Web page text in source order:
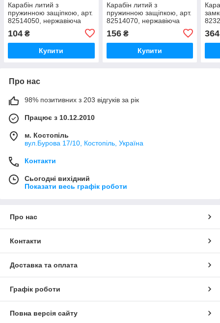
Карабін литий з
пружинною защіпкою, арт.
82514050, нержавіюча
104 ₴
Купити
Карабін литий з
пружинною защіпкою, арт.
82514070, нержавіюча
156₴
Купити
364
Про нас
98% позитивних з 203 відгуків за рік
Працює з 10.12.2010
м. Костопіль
вул.Бурова 17/10, Костопіль, Україна
Контакти
Сьогодні вихідний
Показати весь графік роботи
Про нас
Контакти
Доставка та оплата
Графік роботи
Повна версія сайту